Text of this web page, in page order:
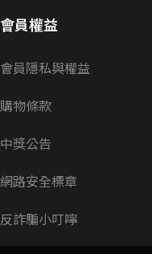
會員權益
會員隱私與權益
購物條款
中獎公告
網路安全標章
反詐騙小叮嚀